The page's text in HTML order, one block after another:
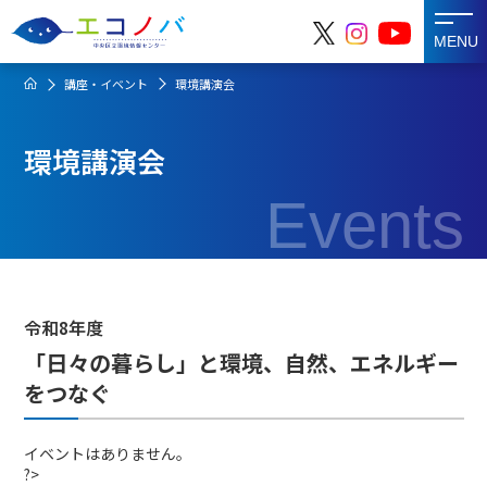
MENU
講座・イベント 環境講演会
環境講演会
Events
令和8年度
「日々の暮らし」と環境、自然、エネルギー
をつなぐ
イベントはありません。
?>